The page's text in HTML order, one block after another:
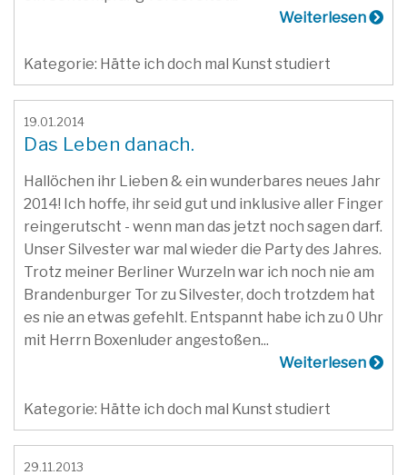
Weiterlesen
Kategorie: Hätte ich doch mal Kunst studiert
19.01.2014
Das Leben danach.
Hallöchen ihr Lieben & ein wunderbares neues Jahr
2014! Ich hoffe, ihr seid gut und inklusive aller Finger
reingerutscht - wenn man das jetzt noch sagen darf.
Unser Silvester war mal wieder die Party des Jahres.
Trotz meiner Berliner Wurzeln war ich noch nie am
Brandenburger Tor zu Silvester, doch trotzdem hat
es nie an etwas gefehlt. Entspannt habe ich zu 0 Uhr
mit Herrn Boxenluder angestoßen...
Weiterlesen
Kategorie: Hätte ich doch mal Kunst studiert
29.11.2013